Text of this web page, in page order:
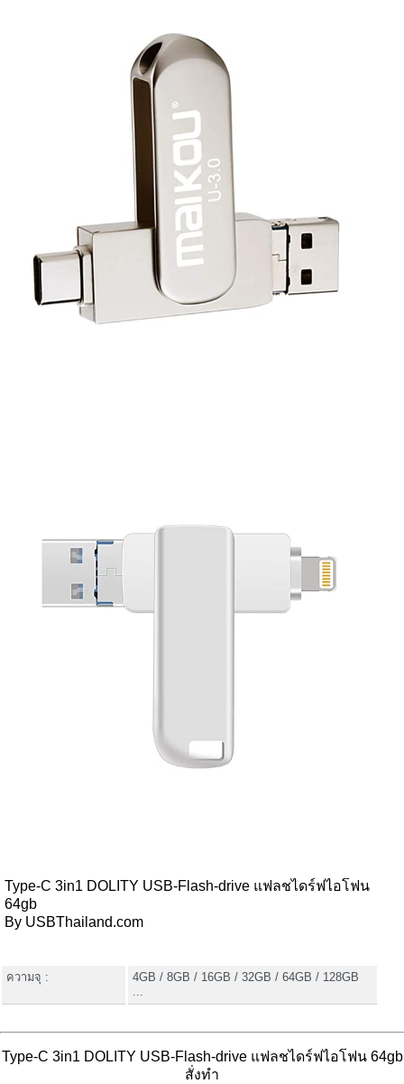
Type-C 3in1 DOLITY USB-Flash-drive แฟลชไดร์ฟไอโฟน
64gb
By USBThailand.com
ความจุ :
4GB / 8GB / 16GB / 32GB / 64GB / 128GB
...
Type-C 3in1 DOLITY USB-Flash-drive แฟลชไดร์ฟไอโฟน 64gb
สั่งทำ